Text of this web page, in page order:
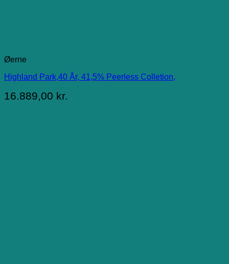
Øerne
Highland Park,40 År, 41,5% Peerless Colletion,
16.889,00 kr.